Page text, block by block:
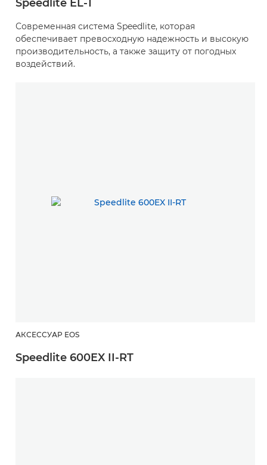
Speedlite EL-1
Современная система Speedlite, которая
обеспечивает превосходную надежность и высокую
производительность, а также защиту от погодных
воздействий.
АКСЕССУАР EOS
Speedlite 600EX II-RT